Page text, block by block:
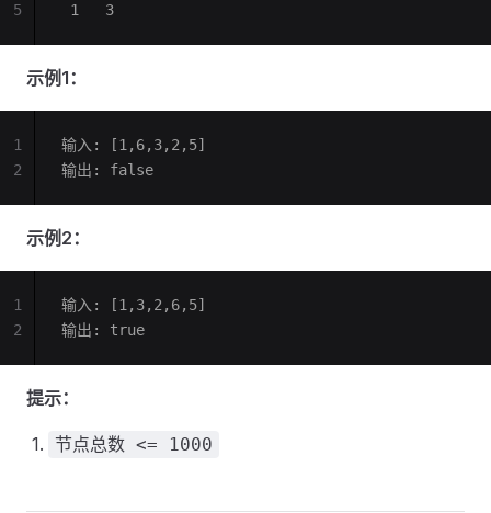
1   3
5
示例1：
输入: [1,6,3,2,5]
输出: false
1
2
示例2：
输入: [1,3,2,6,5]
输出: true
1
2
提示：
节点总数 <= 1000